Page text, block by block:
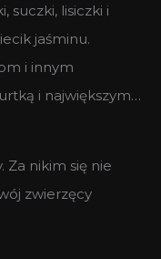
suczki, lisiczki i
jaśminu.
i innym
i największym…
Za nikim się nie
zwierzęcy